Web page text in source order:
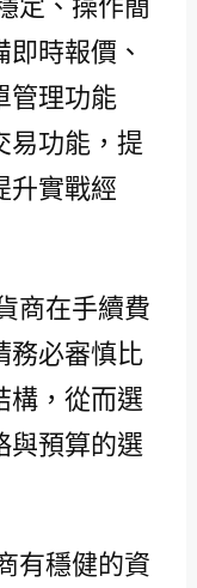
時報價、
管理功能
易功能，提
升實戰經
商在手續費
務必審慎比
構，從而選
與預算的選
有穩健的資